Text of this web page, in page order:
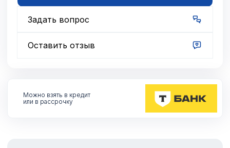
Задать вопрос
Оставить отзыв
Можно взять в кредит
или в рассрочку